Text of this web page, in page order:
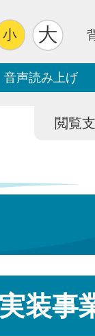
音声読み上げ
閲覧
装事